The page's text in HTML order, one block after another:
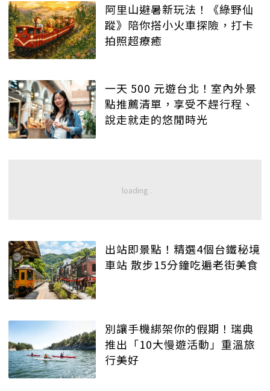
阿里山避暑新玩法！《綠野仙
蹤》陪你搭小火車探險，打卡
拍照超療癒
一天 500 元遊台北！室內外景
點推薦清單，享受不趕行程、
說走就走的悠閒時光
出站即景點！精選4個台鐵秘境
車站 散步15分鐘吃遍老街美食
別讓手機綁架你的假期！瑞典
推出「10大慢遊活動」重溫旅
行美好